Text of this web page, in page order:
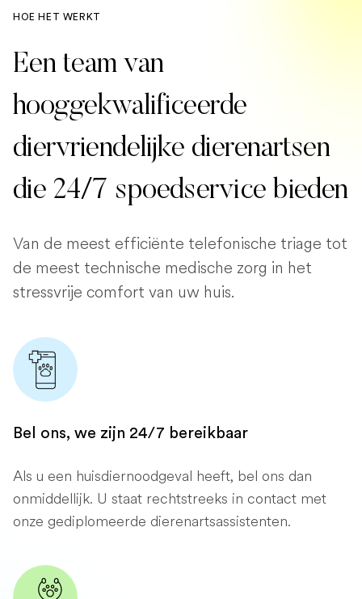
HOE HET WERKT
Een team van
hooggekwalificeerde
diervriendelijke dierenartsen
die 24/7 spoedservice bieden
Van de meest efficiënte telefonische triage tot
de meest technische medische zorg in het
stressvrije comfort van uw huis.
Bel ons, we zijn 24/7 bereikbaar
Als u een huisdiernoodgeval heeft, bel ons dan
onmiddellijk. U staat rechtstreeks in contact met
onze gediplomeerde dierenartsassistenten.